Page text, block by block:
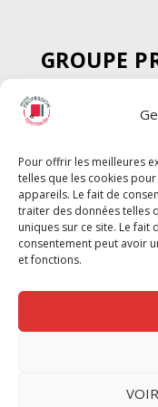
Pour offrir les meilleures
telles que les cookies
appareils. Le fait de
traiter des données telles
uniques sur ce site. Le
consentement peut avoir
et fonctions.
GROUPE
SPECTACLE
Chèque
Chèque Compta
Chèque Emploi
G-Pods
Profession